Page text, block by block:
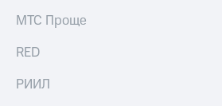
МТС Проще
RED
РИИЛ